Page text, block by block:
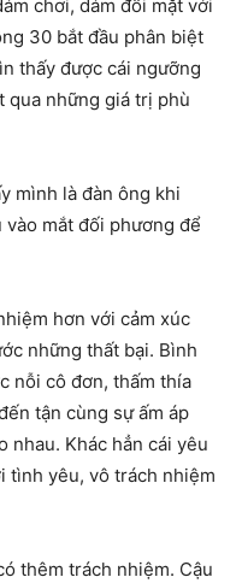
chơi, dám đối mặt với
30 bắt đầu phân biệt
thấy được cái ngưỡng
qua những giá trị phù
mình là đàn ông khi
mắt đối phương để
hơn với cảm xúc
những thất bại. Bình
nỗi cô đơn, thấm thía
tận cùng sự ấm áp
nhau. Khác hẳn cái yêu
tình yêu, vô trách nhiệm
thêm trách nhiệm. Cậu